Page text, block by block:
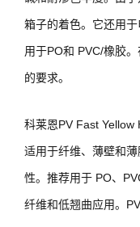
箱子的着色。它还用
用于PO和 PVC/橡胶
的要求。
科莱恩PV Fast Yellow
适用于纤维、薄壁和
性。推荐用于 PO、
纤维和低翘曲应用。